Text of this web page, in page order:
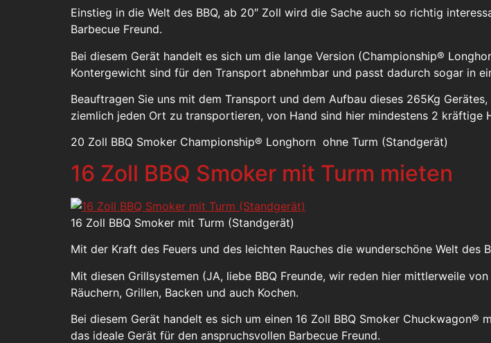
Einstieg in die Welt des BBQ, ab 20″ Zoll wird die Sache auch so richtig
Barbecue Freund.
Bei diesem Gerät handelt es sich um die lange Version (Championship®
Kontergewicht sind für den Transport abnehmbar und passt dadurch sogar in
Beauftragen Sie uns mit dem Transport und dem Aufbau dieses 265Kg
ziemlich jeden Ort zu transportieren, von Hand sind hier mindestens 2 kräftige
20 Zoll BBQ Smoker Championship® Longhorn ohne Turm (Standgerät)
16 Zoll BBQ Smoker mit Turm mieten
16 Zoll BBQ Smoker mit Turm (Standgerät)
Mit der Kraft des Feuers und des leichten Rauches die wunderschöne Welt des
Mit diesen Grillsystemen (JA, liebe BBQ Freunde, wir reden hier mittlerweile
Räuchern, Grillen, Backen und auch Kochen.
Bei diesem Gerät handelt es sich um einen 16 Zoll BBQ Smoker
das ideale Gerät für den anspruchsvollen Barbecue Freund.